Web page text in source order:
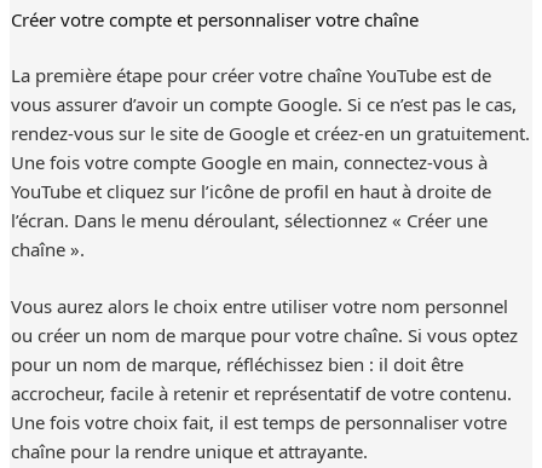
Créer votre compte et personnaliser votre chaîne
La première étape pour créer votre chaîne YouTube est de
vous assurer d’avoir un compte Google. Si ce n’est pas le cas,
rendez-vous sur le site de Google et créez-en un gratuitement.
Une fois votre compte Google en main, connectez-vous à
YouTube et cliquez sur l’icône de profil en haut à droite de
l’écran. Dans le menu déroulant, sélectionnez « Créer une
chaîne ».
Vous aurez alors le choix entre utiliser votre nom personnel
ou créer un nom de marque pour votre chaîne. Si vous optez
pour un nom de marque, réfléchissez bien : il doit être
accrocheur, facile à retenir et représentatif de votre contenu.
Une fois votre choix fait, il est temps de personnaliser votre
chaîne pour la rendre unique et attrayante.